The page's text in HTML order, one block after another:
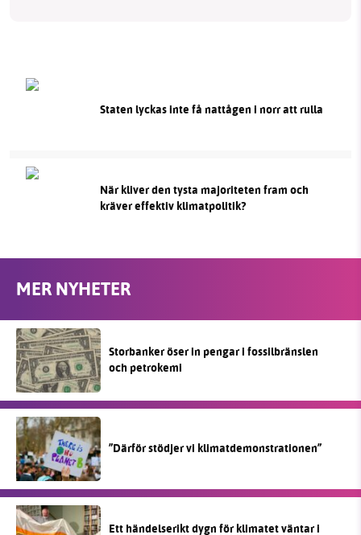
Staten lyckas inte få nattågen i norr att rulla
När kliver den tysta majoriteten fram och
kräver effektiv klimatpolitik?
MER NYHETER
Storbanker öser in pengar i fossilbränslen
och petrokemi
”Därför stödjer vi klimatdemonstrationen”
Ett händelserikt dygn för klimatet väntar i